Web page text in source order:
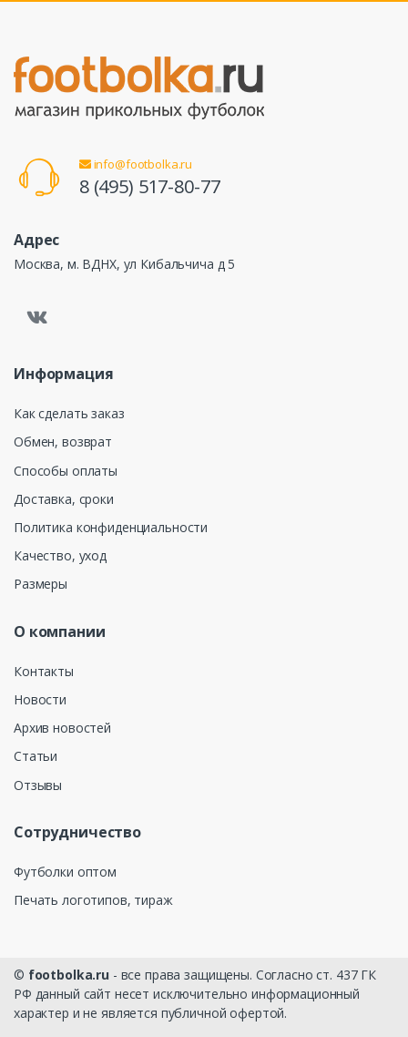
info@footbolka.ru
8 (495) 517-80-77
Адрес
Москва, м. ВДНХ, ул Кибальчича д 5
Информация
Как сделать заказ
Обмен, возврат
Способы оплаты
Доставка, сроки
Политика конфиденциальности
Качество, уход
Размеры
О компании
Контакты
Новости
Архив новостей
Статьи
Отзывы
Сотрудничество
Футболки оптом
Печать логотипов, тираж
© footbolka.ru - все права защищены. Согласно ст. 437 ГК
РФ данный сайт несет исключительно информационный
характер и не является публичной офертой.